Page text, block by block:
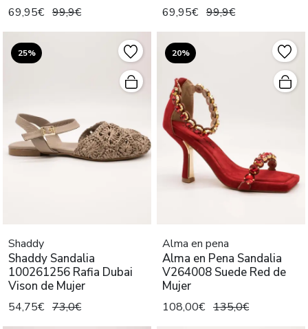
69,95€ 99,9€ 69,95€ 99,9€
25%
Shaddy
Shaddy Sandalia
100261256 Rafia Dubai
Vison de Mujer
54,75€ 73,0€
20%
Alma en pena
Alma en Pena Sandalia
V264008 Suede Red de
Mujer
108,00€ 135,0€